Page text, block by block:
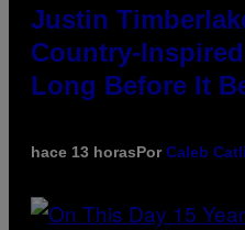
Justin
Country-
Long Before It
hace 13 horasPorCaleb